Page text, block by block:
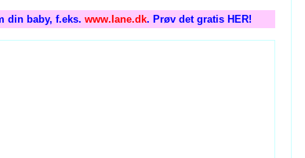
din baby, f.eks. www.Iane.dk. Prøv det gratis HER!